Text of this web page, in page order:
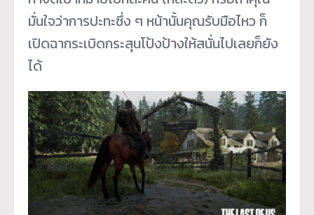
มั่นใจว่าการปะทะซึ่ง ๆ หน้านั้นคุณรับมือไหว ก็
เปิดฉากระเบิดกระสุนโป้งป้างให้สนั่นไปเลยก็ยัง
ได้